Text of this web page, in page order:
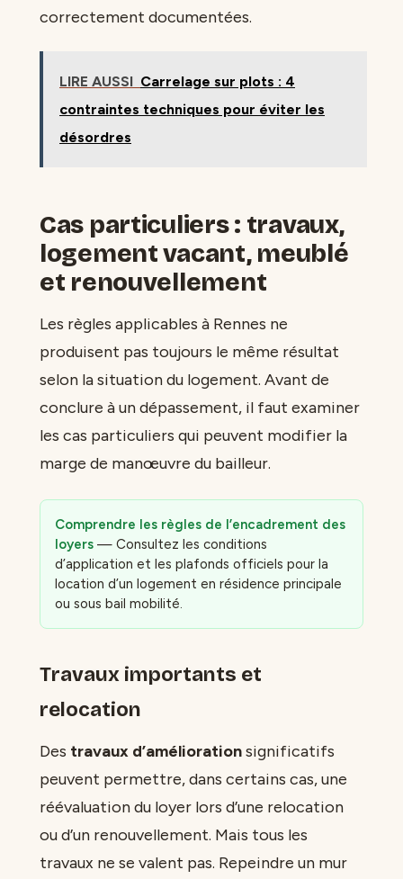
correctement documentées.
LIRE AUSSI Carrelage sur plots : 4
contraintes techniques pour éviter les
désordres
Cas particuliers : travaux,
logement vacant, meublé
et renouvellement
Les règles applicables à Rennes ne
produisent pas toujours le même résultat
selon la situation du logement. Avant de
conclure à un dépassement, il faut examiner
les cas particuliers qui peuvent modifier la
marge de manœuvre du bailleur.
Comprendre les règles de l’encadrement des
loyers — Consultez les conditions
d’application et les plafonds officiels pour la
location d’un logement en résidence principale
ou sous bail mobilité.
Travaux importants et
relocation
Des travaux d’améliorationsignificatifs
peuvent permettre, dans certains cas, une
réévaluation du loyer lors d’une relocation
ou d’un renouvellement. Mais tous les
travaux ne se valent pas. Repeindre un mur